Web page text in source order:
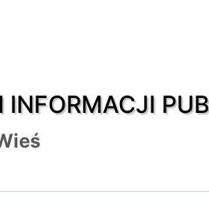
INFORMACJI